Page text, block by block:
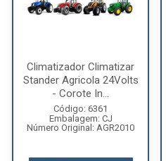
Climatizador Climatizar
Stander Agricola 24Volts
- Corote In...
Código: 6361
Embalagem: CJ
Número Original: AGR2010